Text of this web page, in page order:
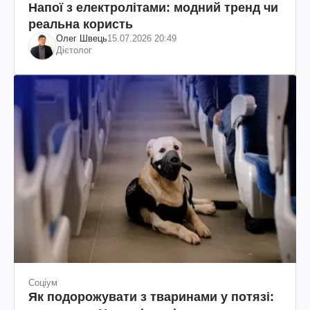
Напої з електролітами: модний тренд чи
реальна користь
Олег Швець15.07.2026 20:49
Дієтолог
Соціум
Як подорожувати з тваринами у потязі: